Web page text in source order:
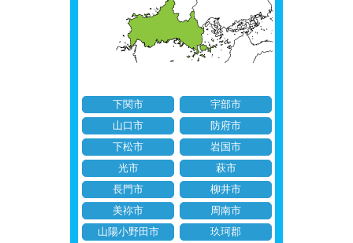
下関市
宇部市
山口市
防府市
下松市
岩国市
光市
萩市
長門市
柳井市
美祢市
周南市
山陽小野田市
玖珂郡